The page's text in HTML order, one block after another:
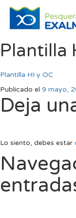
Plantilla
Plantilla HI y OC
Publicado el 9 mayo,
Deja
Lo siento, debes estar